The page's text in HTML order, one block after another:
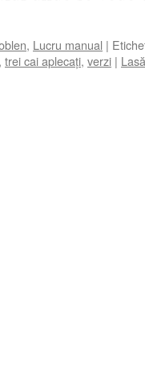
, Lucru manual |
, trei cai aplecați, verzi |